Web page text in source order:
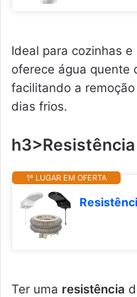
Ideal para cozinhas e
oferece água quente
facilitando a
dias frios.
1º LUGAR EM OFERTA
Ter uma resistência